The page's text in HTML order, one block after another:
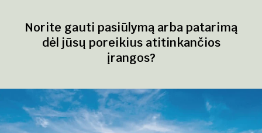
Norite gauti pasiūlymą arba patarimą
dėl jūsų poreikius atitinkančios
įrangos?